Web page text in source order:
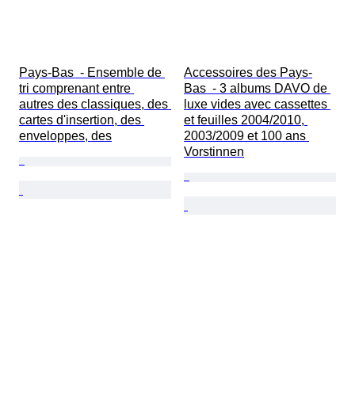
Pays-Bas  - Ensemble de
tri comprenant entre
autres des classiques, des
cartes d'insertion, des
enveloppes, des
Accessoires des Pays-
Bas  - 3 albums DAVO de
luxe vides avec cassettes
et feuilles 2004/2010,
2003/2009 et 100 ans
Vorstinnen